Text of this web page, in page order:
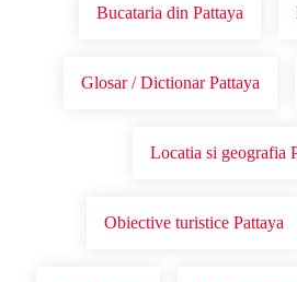
Bucataria din Pattaya
Glosar / Dictionar Pattaya
Locatia si geografia
Obiective turistice Pattaya